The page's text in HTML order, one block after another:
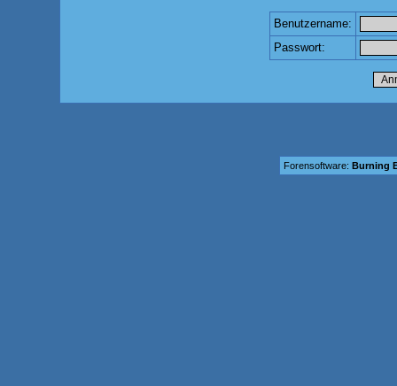
Benutzername:
Passwort:
Forensoftware: Burning